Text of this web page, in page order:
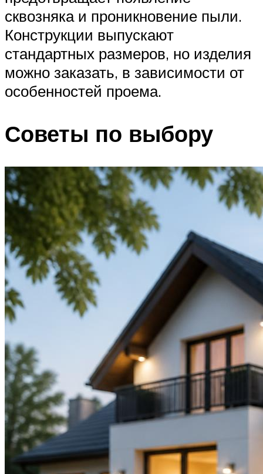
сквозняка и проникновение пыли.
Конструкции выпускают
стандартных размеров, но изделия
можно заказать, в зависимости от
особенностей проема.
Советы по выбору